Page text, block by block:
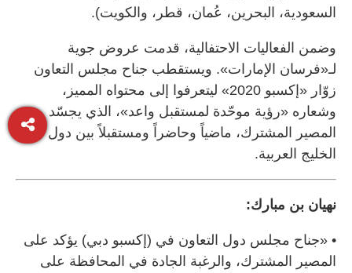
السعودية، البحرين، عُمان، قطر، والكويت).
وضمن الفعاليات الاحتفالية، قدمت عروض جوية
لـ«فرسان الإمارات». ويستقطب جناح مجلس التعاون
زوّار «إكسبو 2020» ليتعرفوا إلى محتواه المميز،
وشعاره «رؤية موحّدة لمستقبل واعد»، الذي يجسّد
المصير المشترك، ماضياً وحاضراً ومستقبلاً بين دول
الخليج العربية.
نهيان بن مبارك:
• «جناح مجلس دول التعاون في (إكسبو دبي) يؤكد على
المصير المشترك، والرغبة الجادة في المحافظة على